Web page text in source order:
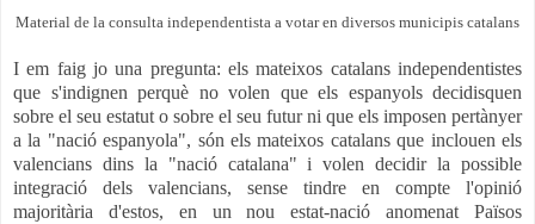
Material de la consulta independentista a votar en diversos municipis catalans
I em faig jo una pregunta: els mateixos catalans independentistes
que s'indignen perquè no volen que els espanyols decidisquen
sobre el seu estatut o sobre el seu futur ni que els imposen pertànyer
a la "nació espanyola", són els mateixos catalans que inclouen els
valencians dins la "nació catalana" i volen decidir la possible
integració dels valencians, sense tindre en compte l'opinió
majoritària d'estos, en un nou estat-nació anomenat Països